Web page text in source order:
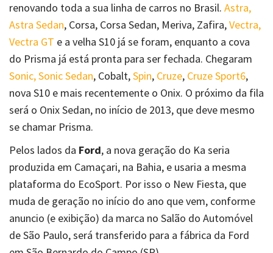
renovando toda a sua linha de carros no Brasil. Astra,
Astra Sedan, Corsa, Corsa Sedan, Meriva, Zafira,Vectra,
Vectra GT e a velha S10 já se foram, enquanto a cova
do Prisma já está pronta para ser fechada. Chegaram
Sonic, Sonic Sedan, Cobalt,Spin, Cruze, Cruze Sport6,
nova S10 e mais recentemente o Onix. O próximo da fila
será o Onix Sedan, no início de 2013, que deve mesmo
se chamar Prisma.
Pelos lados da Ford, a nova geração do Ka seria
produzida em Camaçari, na Bahia, e usaria a mesma
plataforma do EcoSport. Por isso o New Fiesta, que
muda de geração no início do ano que vem, conforme
anuncio (e exibição) da marca no Salão do Automóvel
de São Paulo, será transferido para a fábrica da Ford